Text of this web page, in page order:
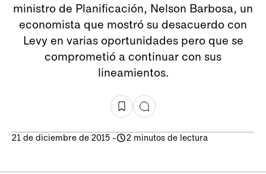
ministro de Planificación, Nelson Barbosa, un
economista que mostró su desacuerdo con
Levy en varias oportunidades pero que se
comprometió a continuar con sus
lineamientos.
21 de diciembre de 2015 - 2 minutos de lectura